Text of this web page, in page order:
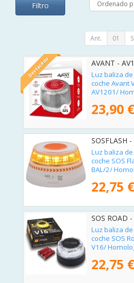
Filtro
Ant. 01
Destacado AVANT -
Luz baliza
coche Avant
AV1201/
Funciona a
23,90 €
SOSFLASH
Luz baliza
coche SOS
BAL/2/
Funciona a
22,75 €
SOS ROAD
Luz baliza
coche SOS
V16/
22,75 €